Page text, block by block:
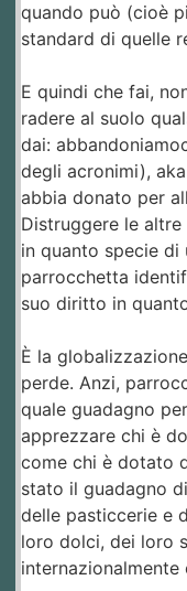
quando può (cioè
standard di quelle
E quindi che fai,
radere al suolo
dai:
degli acronimi),
abbia donato per
Distruggere le
in quanto specie
parrocchetta
suo diritto in
È la
perde. Anzi,
quale guadagno
apprezzare chi è
come chi è dotato
stato il guadagno
delle pasticcerie e
loro dolci, dei loro